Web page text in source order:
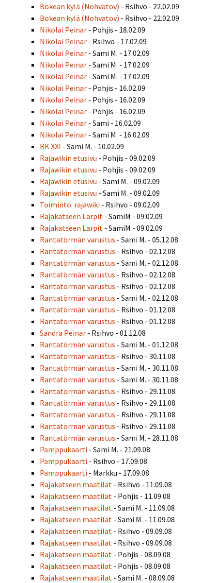
Bokean kylä (Nohvatov) - Rsihvo - 22.02.09
Bokean kylä (Nohvatov) - Rsihvo - 22.02.09
Nikolai Peinar - Pohjis - 18.02.09
Nikolai Peinar - Rsihvo - 17.02.09
Nikolai Peinar - Sami M. - 17.02.09
Nikolai Peinar - Sami M. - 17.02.09
Nikolai Peinar - Sami M. - 17.02.09
Nikolai Peinar - Pohjis - 16.02.09
Nikolai Peinar - Pohjis - 16.02.09
Nikolai Peinar - Pohjis - 16.02.09
Nikolai Peinar - Sami - 16.02.09
Nikolai Peinar - Sami M. - 16.02.09
RK XXI - Sami M. - 10.02.09
Rajawikin etusivu - Pohjis - 09.02.09
Rajawikin etusivu - Pohjis - 09.02.09
Rajawikin etusivu - Sami M. - 09.02.09
Rajawikin etusivu - Sami M. - 09.02.09
Toiminto: rajawiki - Rsihvo - 09.02.09
Rajakatseen Larpit - SamiM - 09.02.09
Rajakatseen Larpit - SamiM - 09.02.09
Rantatörmän varustus - Sami M. - 05.12.08
Rantatörmän varustus - Rsihvo - 02.12.08
Rantatörmän varustus - Sami M. - 02.12.08
Rantatörmän varustus - Rsihvo - 02.12.08
Rantatörmän varustus - Rsihvo - 02.12.08
Rantatörmän varustus - Sami M. - 02.12.08
Rantatörmän varustus - Rsihvo - 01.12.08
Rantatörmän varustus - Rsihvo - 01.12.08
Sandra Peinar - Rsihvo - 01.12.08
Rantatörmän varustus - Sami M. - 01.12.08
Rantatörmän varustus - Rsihvo - 30.11.08
Rantatörmän varustus - Sami M. - 30.11.08
Rantatörmän varustus - Sami M. - 30.11.08
Rantatörmän varustus - Rsihvo - 29.11.08
Rantatörmän varustus - Rsihvo - 29.11.08
Rantatörmän varustus - Rsihvo - 29.11.08
Rantatörmän varustus - Rsihvo - 29.11.08
Rantatörmän varustus - Sami M. - 28.11.08
Pamppukaarti - Sami M. - 21.09.08
Pamppukaarti - Rsihvo - 17.09.08
Pamppukaarti - Markku - 17.09.08
Rajakatseen maatilat - Rsihvo - 11.09.08
Rajakatseen maatilat - Pohjis - 11.09.08
Rajakatseen maatilat - Sami M. - 11.09.08
Rajakatseen maatilat - Sami M. - 11.09.08
Rajakatseen maatilat - Rsihvo - 09.09.08
Rajakatseen maatilat - Rsihvo - 09.09.08
Rajakatseen maatilat - Pohjis - 08.09.08
Rajakatseen maatilat - Pohjis - 08.09.08
Rajakatseen maatilat - Sami M. - 08.09.08